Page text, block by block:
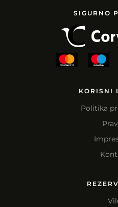
SIGURNO
KORISNI
Politika